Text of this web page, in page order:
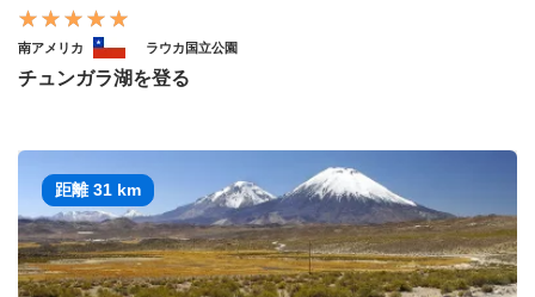
南アメリカ ラウカ国立公園
チュンガラ湖を登る
距離 31 km